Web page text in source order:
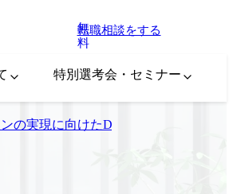
無
料
転職相談をする
特別選考会・セミナー
の実現に向けたDX戦略～デジタル戦